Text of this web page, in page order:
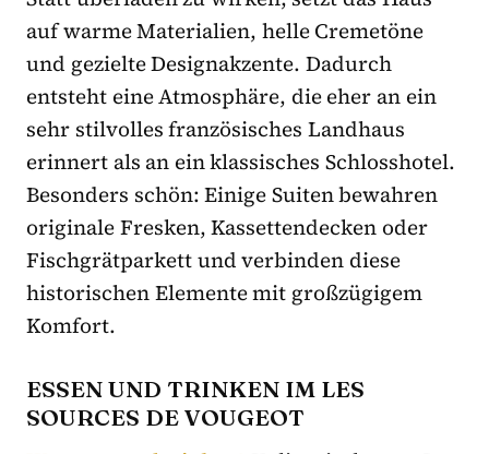
auf warme Materialien, helle Cremetöne
und gezielte Designakzente. Dadurch
entsteht eine Atmosphäre, die eher an ein
sehr stilvolles französisches Landhaus
erinnert als an ein klassisches Schlosshotel.
Besonders schön: Einige Suiten bewahren
originale Fresken, Kassettendecken oder
Fischgrätparkett und verbinden diese
historischen Elemente mit großzügigem
Komfort.
ESSEN UND TRINKEN IM LES
SOURCES DE VOUGEOT